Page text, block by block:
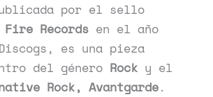
por el sello
Fire Records en el año
es una pieza
del género Rock y el
Rock, Avantgarde.